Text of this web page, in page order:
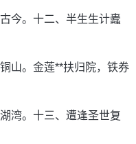
今。十二、半生生计蠹
山。金莲**扶归院，铁券
湾。十三、遭逢圣世复